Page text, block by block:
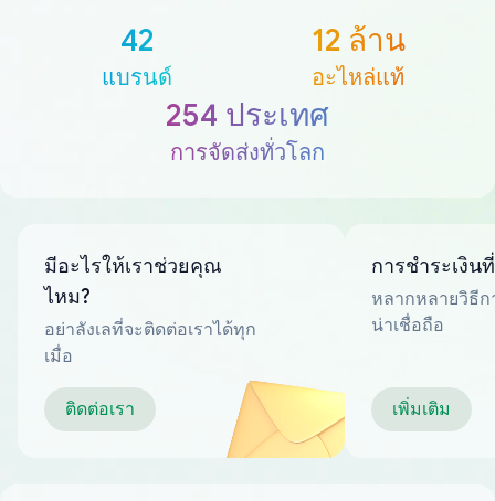
42
แบรนด์
12 ล้าน
อะไหล่แท้
254 ประเทศ
การจัดส่งทั่วโลก
มีอะไรให้เราช่วยคุณ
ไหม?
อย่าลังเลที่จะติดต่อเราได้ทุก
เมื่อ
ติดต่อเรา
การชำระเงิน
หลากหลายวิธีก
น่าเชื่อถือ
เพิ่มเติม